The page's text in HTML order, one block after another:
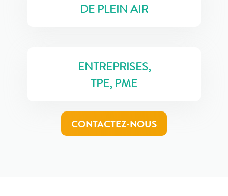
DE PLEIN AIR
ENTREPRISES,
TPE, PME
CONTACTEZ-NOUS